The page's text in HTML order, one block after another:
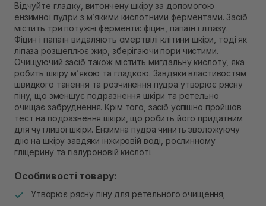
Відчуйте гладку, витончену шкіру за допомогою
ензимної пудри з м’якими кислотними ферментами. Засіб
містить три потужні ферменти: фіцин, папаїн і ліпазу.
Фіцин і папаїн видаляють омертвілі клітини шкіри, тоді як
ліпаза розщеплює жир, зберігаючи пори чистими.
Очищуючий засіб також містить мигдальну кислоту, яка
робить шкіру м’якою та гладкою. Завдяки властивостям
швидкого танення та розчинення пудра утворює рясну
піну, що зменшує подразнення шкіри та ретельно
очищає забруднення. Крім того, засіб успішно пройшов
тест на подразнення шкіри, що робить його придатним
для чутливої ​​шкіри. Ензимна пудра чинить зволожуючу
дію на шкіру завдяки інжировій воді, рослинному
гліцерину та гіалуроновій кислоті.
Особливості товару:
Утворює рясну піну для ретельного очищення;